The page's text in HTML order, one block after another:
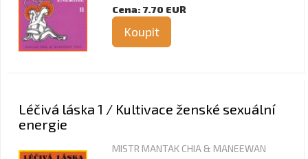
Cena: 7.70 EUR
Koupit
Léčivá láska 1 / Kultivace ženské sexuální
energie
MISTR MANTAK CHIA & MANEEWAN